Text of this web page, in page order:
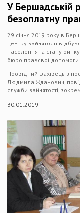
У Бершадській
безоплатну
29 січня 2019 року в
центру зайнятості
населення та стану
бюро правової
Провідний фахівець з
Людмила Жданович,
служби зайнятості,
30.01.2019